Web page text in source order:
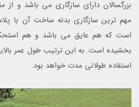
بزرگسالان دارای سازگاری می باشد و از
مهم ترین سازگاری بدنه ساخت آن با
است که هم عایق می باشد و هم
بخشیده است. به این ترتیب طول عمر
استفاده طولانی مدت خواهد بود.